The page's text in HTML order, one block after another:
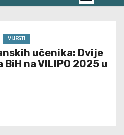
VIJESTI
učenika: Dvije
na VILIPO 2025 u